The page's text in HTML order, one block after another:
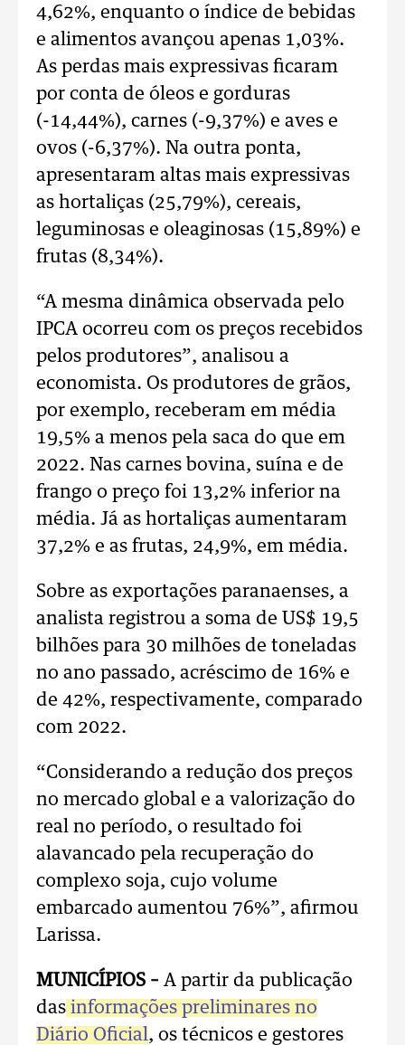
4,62%, enquanto o índice de bebidas
e alimentos avançou apenas 1,03%.
As perdas mais expressivas ficaram
por conta de óleos e gorduras
(-14,44%), carnes (-9,37%) e aves e
ovos (-6,37%). Na outra ponta,
apresentaram altas mais expressivas
as hortaliças (25,79%), cereais,
leguminosas e oleaginosas (15,89%) e
frutas (8,34%).
“A mesma dinâmica observada pelo
IPCA ocorreu com os preços recebidos
pelos produtores”, analisou a
economista. Os produtores de grãos,
por exemplo, receberam em média
19,5% a menos pela saca do que em
2022. Nas carnes bovina, suína e de
frango o preço foi 13,2% inferior na
média. Já as hortaliças aumentaram
37,2% e as frutas, 24,9%, em média.
Sobre as exportações paranaenses, a
analista registrou a soma de US$ 19,5
bilhões para 30 milhões de toneladas
no ano passado, acréscimo de 16% e
de 42%, respectivamente, comparado
com 2022.
“Considerando a redução dos preços
no mercado global e a valorização do
real no período, o resultado foi
alavancado pela recuperação do
complexo soja, cujo volume
embarcado aumentou 76%”, afirmou
Larissa.
MUNICÍPIOS – A partir da publicação
das informações preliminares no
Diário Oficial, os técnicos e gestores